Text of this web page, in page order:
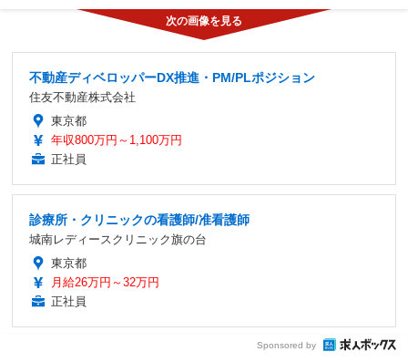
不動産ディベロッパーDX推進・PM/PLポジション
住友不動産株式会社
東京都
年収800万円～1,100万円
正社員
診療所・クリニックの看護師/准看護師
城南レディースクリニック旗の台
東京都
月給26万円～32万円
正社員
Sponsored by